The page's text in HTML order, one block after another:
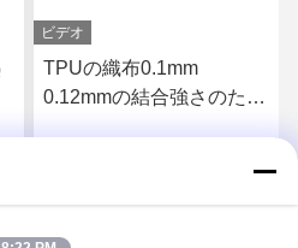
ビデオ
TPUの織布0.1mm
0.12mmの結合強さのため